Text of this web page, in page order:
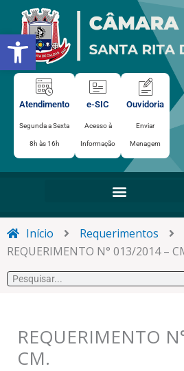
Abrir a barra de ferramentas
para
conteúdo
Atendimento
Segunda a Sexta
8h às 16h
e-SIC
Acesso à
Informação
Ouvidoria
Enviar
Menagem
Início
Requerimentos
REQUERIMENTO N° 013/2014 –
Pesquisar
REQUERIMENTO
CM.